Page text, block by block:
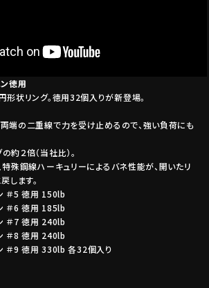
徳用
形状リング。徳用32個入りが新登場。
端の二重線で力を受け止めるので、強い負荷にも
約２倍（当社比）。
特殊鋼線ハーキュリーによるバネ性能が、開いたリ
します。
＃5 徳用 150lb
＃6 徳用 185lb
＃7 徳用 240lb
＃8 徳用 240lb
＃9 徳用 330lb 各32個入り